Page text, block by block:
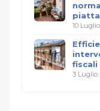
10
fiscali
3 Luglio